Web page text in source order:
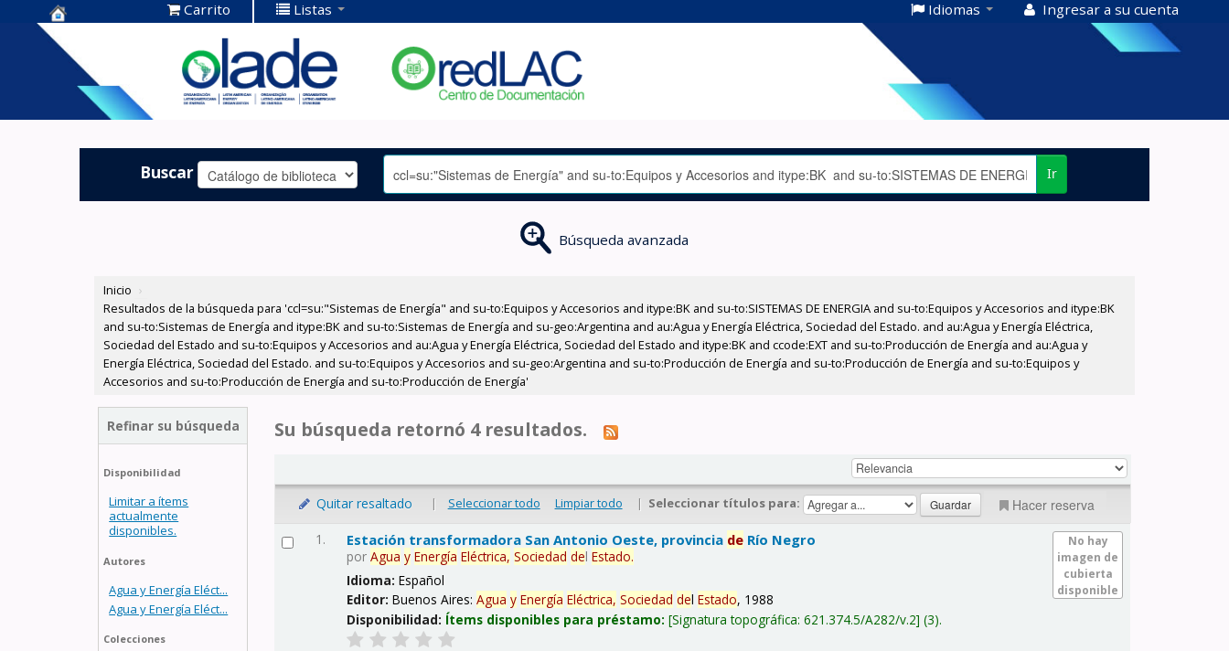
Centro de
Documentación
OLADE -
Carrito Listas Idiomas Ingresar a su cuenta
Buscar Ir
Búsqueda avanzada
Inicio ›
Resultados de la búsqueda para 'ccl=su:"Sistemas de Energía" and su-to:Equipos y Accesorios and itype:BK and su-to:SISTEMAS DE ENERGIA and su-to:Equipos y Accesorios and itype:BK
and su-to:Sistemas de Energía and itype:BK and su-to:Sistemas de Energía and su-geo:Argentina and au:Agua y Energía Eléctrica, Sociedad del Estado. and au:Agua y Energía Eléctrica,
Sociedad del Estado and su-to:Equipos y Accesorios and au:Agua y Energía Eléctrica, Sociedad del Estado and itype:BK and ccode:EXT and su-to:Producción de Energía and au:Agua y
Energía Eléctrica, Sociedad del Estado. and su-to:Equipos y Accesorios and su-geo:Argentina and su-to:Producción de Energía and su-to:Producción de Energía and su-to:Equipos y
Accesorios and su-to:Producción de Energía and su-to:Producción de Energía'
Refinar su búsqueda
Disponibilidad
Limitar a ítems
actualmente
disponibles.
Autores
Agua y Energía Eléct...
Agua y Energía Eléct...
Colecciones
Su búsqueda retornó 4 resultados.
Quitar resaltado | Seleccionar todo Limpiar todo | Seleccionar títulos para: Hacer reserva
1.
No hay
imagen de
cubierta
disponible
Estación transformadora San Antonio Oeste, provincia de Río Negro
porAgua y Energía Eléctrica, Sociedad delEstado.
Idioma:Español
Editor:Buenos Aires:Agua y Energía Eléctrica, Sociedad delEstado, 1988
Disponibilidad: Ítems disponibles para préstamo: Signatura topográfica:621.374.5/A282/v.2 (3).